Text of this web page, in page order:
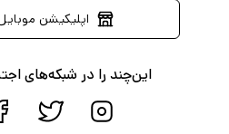
اپلیکیشن
این‌چند را در شبکه‌های